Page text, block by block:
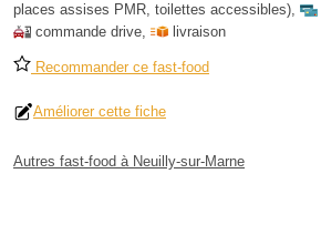
places assises PMR, toilettes accessibles),
commande drive, livraison
Recommander ce fast-food
Améliorer cette fiche
Autres fast-food à Neuilly-sur-Marne